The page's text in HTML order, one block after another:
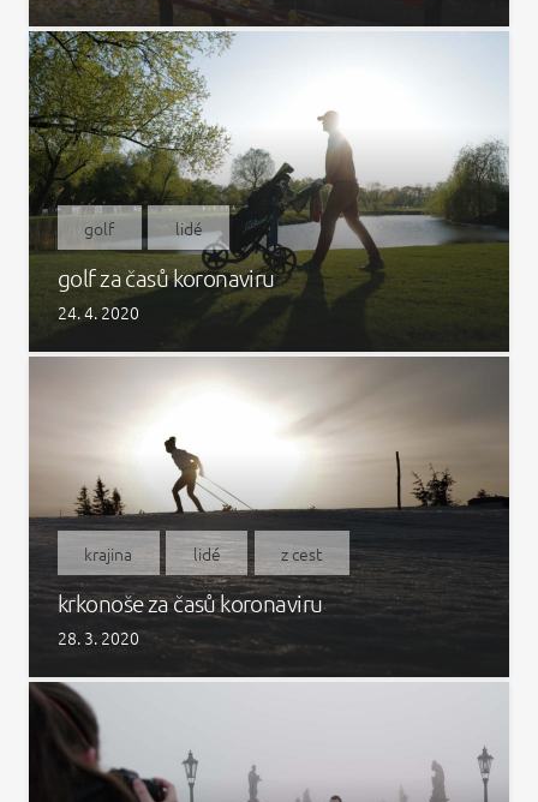
golf lidé
golf za časů koronaviru
24. 4. 2020
krajina lidé z cest
krkonoše za časů koronaviru
28. 3. 2020